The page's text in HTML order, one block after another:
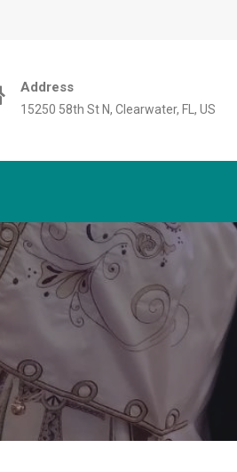
Address
15250 58th St N, Clearwater, FL, US